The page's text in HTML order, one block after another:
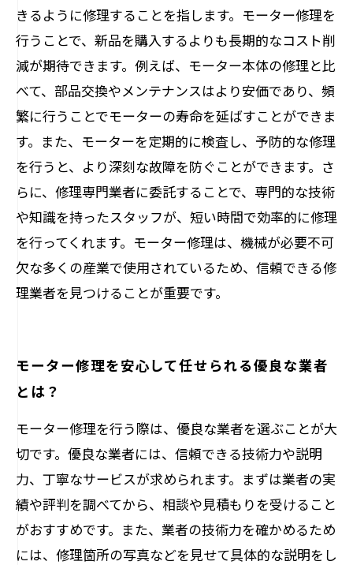
きるように修理することを指します。モーター修理を
行うことで、新品を購入するよりも長期的なコスト削
減が期待できます。例えば、モーター本体の修理と比
べて、部品交換やメンテナンスはより安価であり、頻
繁に行うことでモーターの寿命を延ばすことができま
す。また、モーターを定期的に検査し、予防的な修理
を行うと、より深刻な故障を防ぐことができます。さ
らに、修理専門業者に委託することで、専門的な技術
や知識を持ったスタッフが、短い時間で効率的に修理
を行ってくれます。モーター修理は、機械が必要不可
欠な多くの産業で使用されているため、信頼できる修
理業者を見つけることが重要です。
モーター修理を安心して任せられる優良な業者
とは？
モーター修理を行う際は、優良な業者を選ぶことが大
切です。優良な業者には、信頼できる技術力や説明
力、丁寧なサービスが求められます。まずは業者の実
績や評判を調べてから、相談や見積もりを受けること
がおすすめです。また、業者の技術力を確かめるため
には、修理箇所の写真などを見せて具体的な説明をし